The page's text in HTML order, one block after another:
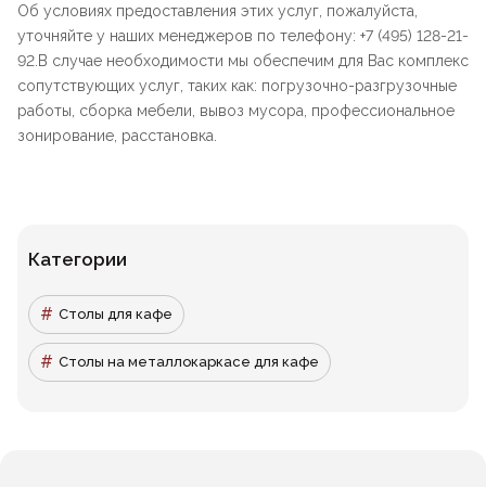
Об условиях предоставления этих услуг, пожалуйста,
уточняйте у наших менеджеров по телефону: +7 (495) 128-21-
92.В случае необходимости мы обеспечим для Вас комплекс
сопутствующих услуг, таких как: погрузочно-разгрузочные
работы, сборка мебели, вывоз мусора, профессиональное
зонирование, расстановка.
Категории
Столы для кафе
Столы на металлокаркасе для кафе